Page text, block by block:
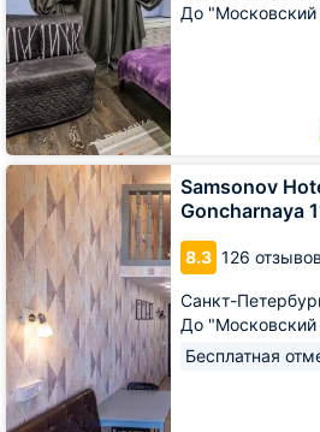
До
Samsonov
Goncharnaya
8.3 126
Санкт-
До "Московский
Бесплатная
Samsonov
Hotel
on
Goncharnaya
11